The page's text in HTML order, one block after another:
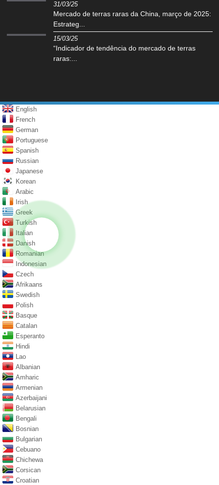
31/03/25
Mercado de terras raras da China, março de 2025:
Estrateg...
15/03/25
“Indicador de tendência do mercado de terras
raras:...
English
French
German
Portuguese
Spanish
Russian
Japanese
Korean
Arabic
Irish
Greek
Turkish
Italian
Danish
Romanian
Indonesian
Czech
Afrikaans
Swedish
Polish
Basque
Catalan
Esperanto
Hindi
Lao
Albanian
Amharic
Armenian
Azerbaijani
Belarusian
Bengali
Bosnian
Bulgarian
Cebuano
Chichewa
Corsican
Croatian